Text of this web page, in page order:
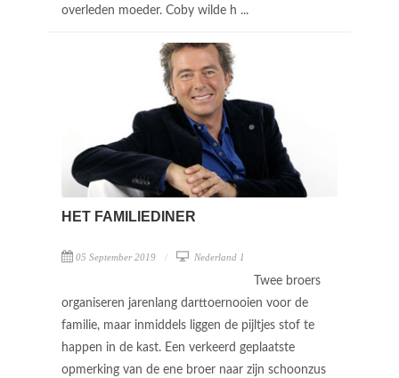
overleden moeder. Coby wilde h ...
HET FAMILIEDINER
05 September 2019 Nederland 1
Twee broers
organiseren jarenlang darttoernooien voor de
familie, maar inmiddels liggen de pijltjes stof te
happen in de kast. Een verkeerd geplaatste
opmerking van de ene broer naar zijn schoonzus